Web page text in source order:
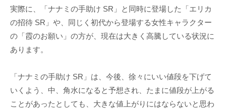
実際に、「ナナミの手助け SR」と同時に登場した「エリカ
の招待 SR」や、同じく初代から登場する女性キャラクター
の「霞のお願い」の方が、現在は大きく高騰している状況に
あります。
「ナナミの手助け SR」は、今後、徐々にいい値段を下げて
いくよう、中、角水になると予想され、たまに値段が上がる
ことがあったとしても、大きな値上がりにはならないと思わ